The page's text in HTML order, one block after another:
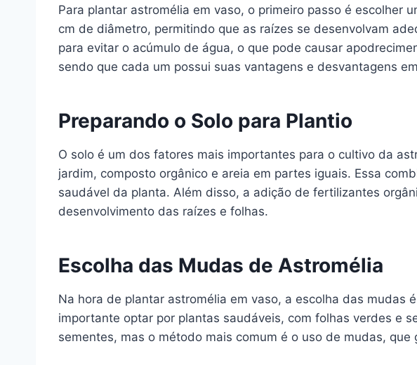
Para plantar astromélia em vaso, o primeiro passo é
cm de diâmetro, permitindo que as raízes se desenvolvam
para evitar o acúmulo de água, o que pode causar
sendo que cada um possui suas vantagens e desvantagens
Preparando o Solo para Plantio
O solo é um dos fatores mais importantes para o cultivo da
jardim, composto orgânico e areia em partes iguais. Essa
saudável da planta. Além disso, a adição de fertilizantes
desenvolvimento das raízes e folhas.
Escolha das Mudas de Astromélia
Na hora de plantar astromélia em vaso, a escolha das mudas
importante optar por plantas saudáveis, com folhas verdes e
sementes, mas o método mais comum é o uso de mudas,